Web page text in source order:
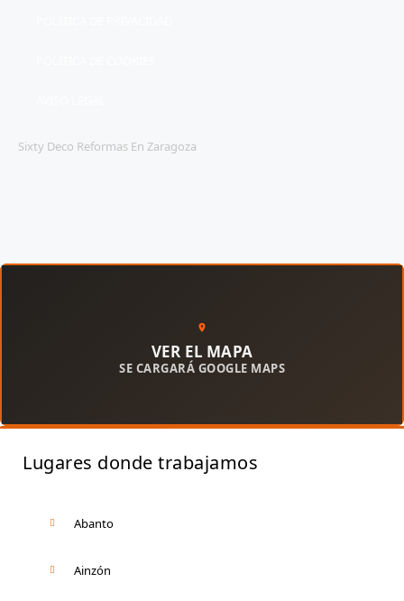
Sixty Deco Reformas En Zaragoza
VER EL MAPA
SE CARGARÁ GOOGLE MAPS
Lugares donde trabajamos
Abanto
Ainzón